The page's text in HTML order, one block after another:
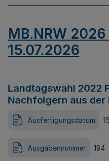
MB.NRW 2026
15.07.2026
Landtagswahl 2022
Nachfolgern aus der
Ausfertigungsdatum
Ausgabennummer 194